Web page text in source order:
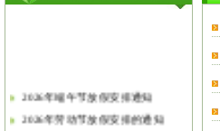
2026年端午节放假安排通知
2026年劳动节放假安排的通知